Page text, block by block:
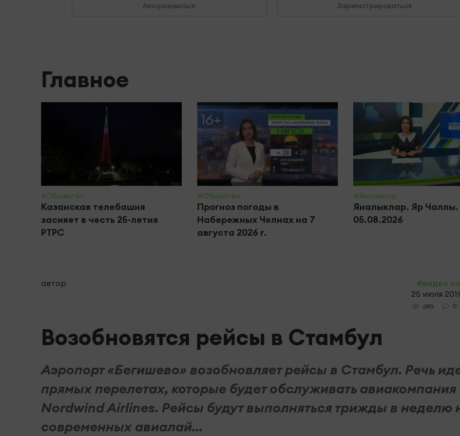
Авторизоваться Зарегистрироваться
Главное
#Общество
Казанская телебашня
засияет в честь 25-летия
РТРС
#Общество
Прогноз погоды в
Набережных Челнах на 7
августа 2026 г.
#Яналыклар
Яналыклар. Яр Чаллы.
05.08.2026
автор
#видео
25 июля
690 0
Возобновятся рейсы в Стамбул
Аэропорт «Бегишево» возобновляет рейсы в Стамбул. Речь
прямых перелетах, которые будет обслуживать авиакомпания
Nordwind Airlines. Рейсы будут выполняться трижды в неделю
современных авиалай...